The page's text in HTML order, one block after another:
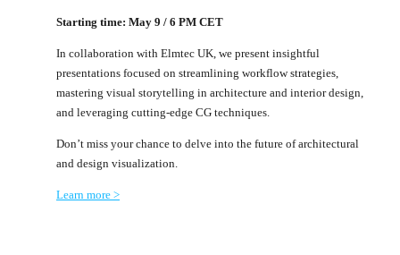
Starting time: May 9 / 6 PM CET
In collaboration with Elmtec UK, we present insightful
presentations focused on streamlining workflow strategies,
mastering visual storytelling in architecture and interior design,
and leveraging cutting-edge CG techniques.
Don’t miss your chance to delve into the future of architectural
and design visualization.
Learn more >